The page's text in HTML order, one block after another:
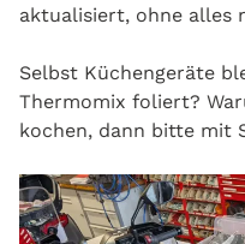
aktualisiert, ohne alles
Selbst Küchengeräte
Thermomix foliert?
kochen, dann bitte mit